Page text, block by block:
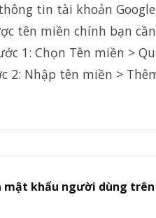
tin tài khoản Google
tên miền chính bạn cần
1: Chọn Tên miền >
2: Nhập tên miền >
khẩu người dùng trên